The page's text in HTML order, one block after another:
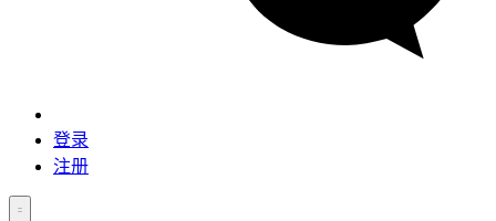
登录
注册